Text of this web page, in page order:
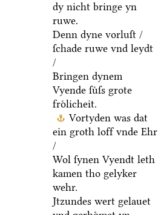
dy nicht bringe yn
ruwe.
Denn dyne vorluſt /
ſchade ruwe vnd leydt
/
Bringen dynem
Vyende ſuͤſs grote
froͤlicheit.
Vortyden was dat
ein groth loff vnde Ehr
/
Wol ſynen Vyendt leth
kamen tho gelyker
wehr.
Jtzundes wert gelauet